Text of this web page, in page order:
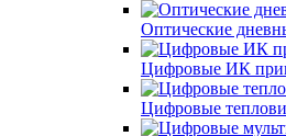
Оптические
Цифровые ИК
Цифровые